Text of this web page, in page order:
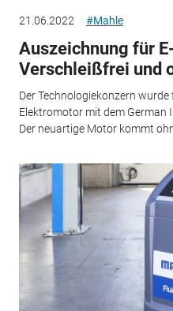
21.06.2022 #Mahle
Auszeichnung für
Verschleißfrei und
Der Technologiekonzern
Elektromotor mit dem German
Der neuartige Motor kommt